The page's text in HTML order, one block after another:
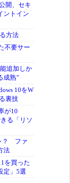
開、セキ
ントイン
方法
不要サー
追加しか
成熟”
10をW
裏技
が10
る「リソ
？ ファ
法
を買った
定」5選